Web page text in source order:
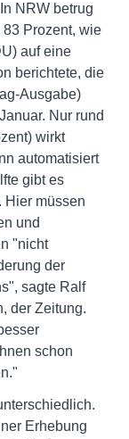
NRW betrug
Prozent, wie
auf eine
berichtete, die
Ausgabe)
Nur rund
wirkt
automatisiert
gibt es
Hier müssen
und
"nicht
der
sagte Ralf
der Zeitung.
schon
Erhebung